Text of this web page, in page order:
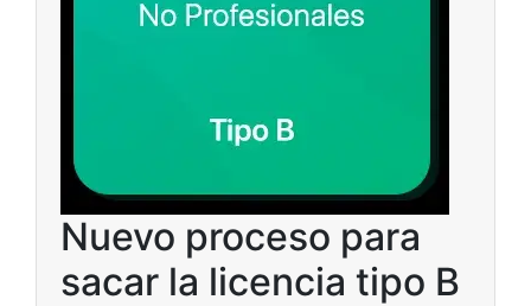
Nuevo proceso para
sacar la licencia tipo B